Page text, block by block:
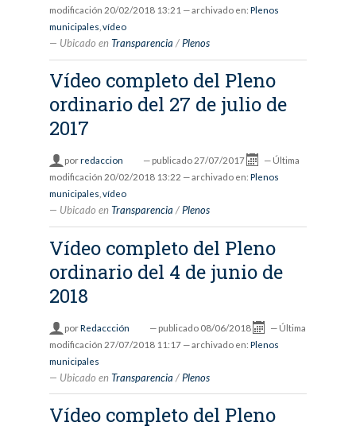
modificación 20/02/2018 13:21 — archivado en: Plenos
municipales vídeo
Ubicado en Transparencia /Plenos
Vídeo completo del Pleno
ordinario del 27 de julio de
2017
porredaccion — publicado 27/07/2017 — Última
modificación 20/02/2018 13:22 — archivado en: Plenos
municipales vídeo
Ubicado en Transparencia /Plenos
Vídeo completo del Pleno
ordinario del 4 de junio de
2018
porRedaccción — publicado 08/06/2018 — Última
modificación 27/07/2018 11:17 — archivado en: Plenos
municipales
Ubicado en Transparencia /Plenos
Vídeo completo del Pleno